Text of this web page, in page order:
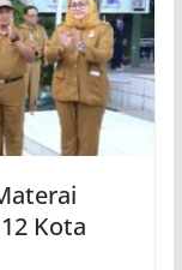
Kota